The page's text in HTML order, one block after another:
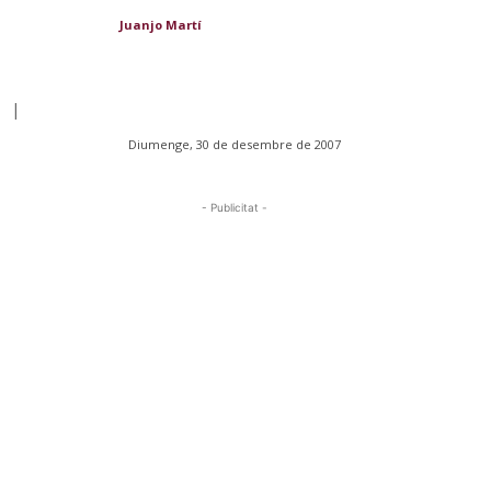
Juanjo Martí
|
Diumenge, 30 de desembre de 2007
- Publicitat -